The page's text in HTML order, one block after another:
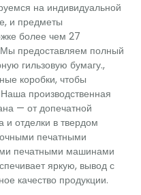
на индивидуальной
и предметы
более чем 27
Мы предоставляем полный
гильзовую бумагу.,
коробки, чтобы
производственная
— от допечатной
и отделки в твердом
печатными
печатными машинами
яркую, вывод с
качество продукции.